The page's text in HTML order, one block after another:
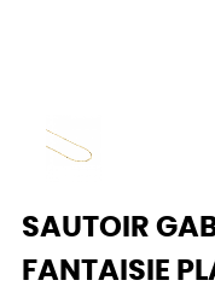
SAUTOIR
FANTAISIE